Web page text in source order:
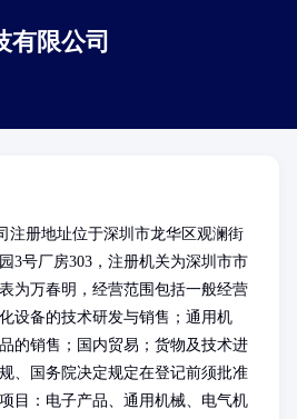
有限公司
注册地址位于深圳市龙华区观澜街
3号厂房303，注册机关为深圳市市
为万春明，经营范围包括一般经营
设备的技术研发与销售；通用机
的销售；国内贸易；货物及技术进
、国务院决定规定在登记前须批准
目：电子产品、通用机械、电气机